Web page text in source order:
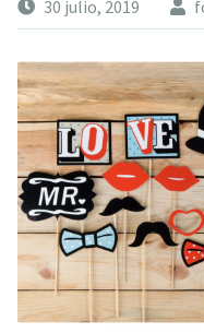
30 julio, 2019